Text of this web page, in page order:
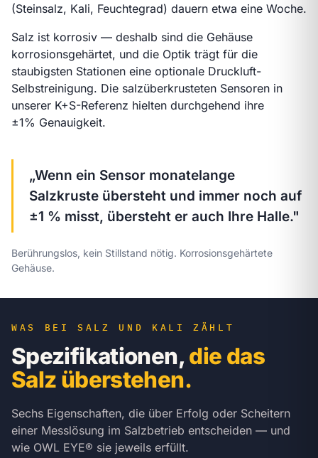
(Steinsalz, Kali, Feuchtegrad) dauern etwa eine Woche.
Salz ist korrosiv — deshalb sind die Gehäuse
korrosionsgehärtet, und die Optik trägt für die
staubigsten Stationen eine optionale Druckluft-
Selbstreinigung. Die salzüberkrusteten Sensoren in
unserer K+S-Referenz hielten durchgehend ihre
±1% Genauigkeit.
„Wenn ein Sensor monatelange
Salzkruste übersteht und immer noch auf
±1 % misst, übersteht er auch Ihre Halle."
Berührungslos, kein Stillstand nötig. Korrosionsgehärtete
Gehäuse.
WAS BEI SALZ UND KALI ZÄHLT
Spezifikationen,die das
Salz überstehen.
Sechs Eigenschaften, die über Erfolg oder Scheitern
einer Messlösung im Salzbetrieb entscheiden — und
wie OWL EYE® sie jeweils erfüllt.